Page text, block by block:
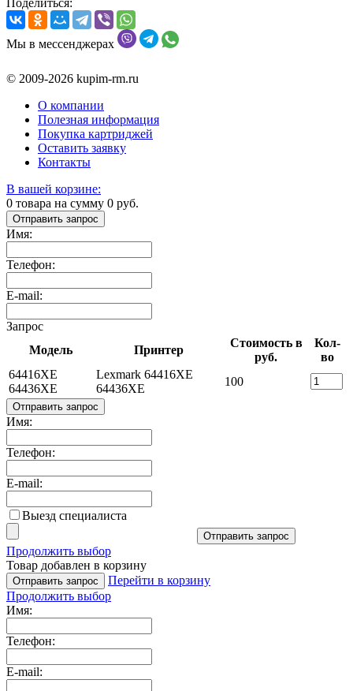
Мы в мессенджерах
© 2009-2026 kupim-rm.ru
О компании
Полезная информация
Покупка картриджей
Оставить заявку
Контакты
В вашей корзине:
0 товара на сумму 0 руб.
Отправить запрос
Имя:
Телефон:
E-mail:
Запрос
Модель
Принтер
Стоимость в
руб.
Кол-
во
64416XE
64436XE
Lexmark 64416XE
64436XE
100
Отправить запрос
Имя:
Телефон:
E-mail:
Выезд специалиста
Отправить запрос
Продолжить выбор
Товар добавлен в корзину
Отправить запрос
Перейти в корзину
Продолжить выбор
Имя:
Телефон:
E-mail: